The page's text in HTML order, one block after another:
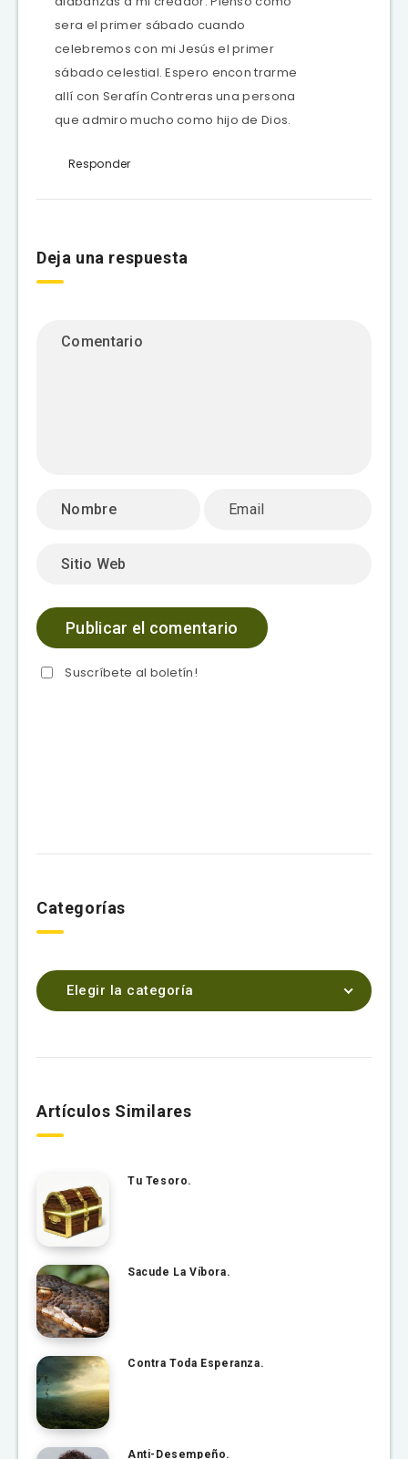
sera el primer sábado cuando
celebremos con mi Jesús el primer
sábado celestial. Espero encon trarme
allí con Serafín Contreras una persona
que admiro mucho como hijo de Dios.
Responder
Deja una respuesta
Suscríbete al boletín!
Categorías
Elegir la categoría
Artículos Similares
Tu Tesoro.
Sacude La Víbora.
Contra Toda Esperanza.
Anti-Desempeño.